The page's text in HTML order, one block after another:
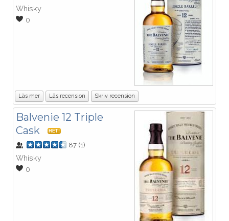
Whisky
0
Läs mer Läs recension Skriv recension
Balvenie 12 Triple
Cask
HET!
87 (1)
Whisky
0